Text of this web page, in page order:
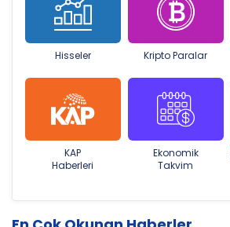
Hisseler Kripto Paralar
KAP
Haberleri
Ekonomik
Takvim